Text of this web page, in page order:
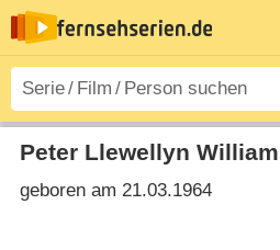
Peter Llewellyn
geboren am 21.03.1964